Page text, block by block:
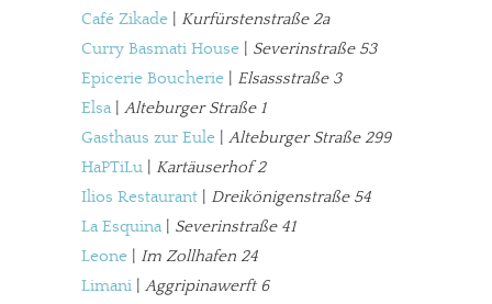
Café Zikade
Kurfürstenstraße 2a
Curry Basmati House
Severinstraße 53
Epicerie Boucherie
Elsassstraße 3
Elsa| Alteburger Straße 1
Gasthaus zur Eule
Alteburger Straße 299
HaPTiLu
Kartäuserhof 2
Ilios Restaurant
Dreikönigenstraße 54
La Esquina| Severinstraße 41
Leone
Im Zollhafen 24
Limani
Aggripinawerft 6